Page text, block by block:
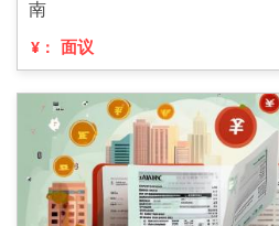
南
¥： 面议